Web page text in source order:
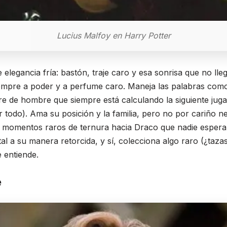
Lucius Malfoy en Harry Potter
elegancia fría: bastón, traje caro y esa sonrisa que no
a poder y a perfume caro. Maneja las palabras
de hombre que siempre está calculando la siguiente
todo). Ama su posición y la familia, pero no por cariño
raros de ternura hacia Draco que nadie
a su manera retorcida, y sí, colecciona algo raro
entiende.